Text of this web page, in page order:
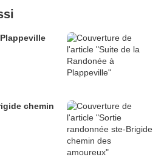
chemin